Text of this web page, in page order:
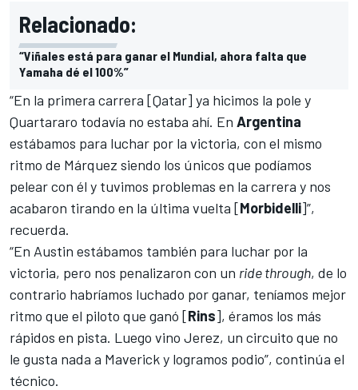
Relacionado:
“Viñales está para ganar el Mundial, ahora falta que
Yamaha dé el 100%”
“En la primera carrera [Qatar] ya hicimos la pole y
Quartararo todavía no estaba ahí. En Argentina
estábamos para luchar por la victoria, con el mismo
ritmo de Márquez siendo los únicos que podíamos
pelear con él y tuvimos problemas en la carrera y nos
acabaron tirando en la última vuelta [Morbidelli]”,
recuerda.
“En Austin estábamos también para luchar por la
victoria, pero nos penalizaron con un ride through, de lo
contrario habríamos luchado por ganar, teníamos mejor
ritmo que el piloto que ganó [Rins], éramos los más
rápidos en pista. Luego vino Jerez, un circuito que no
le gusta nada a Maverick y logramos podio”, continúa el
técnico.